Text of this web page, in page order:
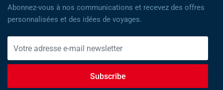
Abonnez-vous à nos communications et recevez des offres
personnalisées et des idées de voyages.
Subscribe